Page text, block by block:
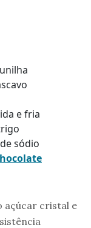
e fria
sódio
açúcar cristal e